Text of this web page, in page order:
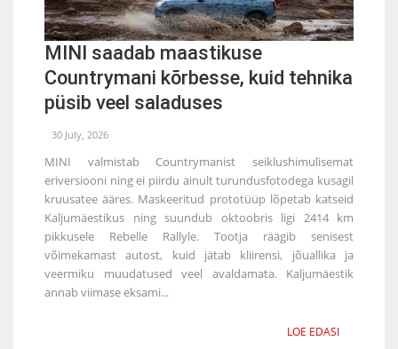
MINI saadab maastikuse
Countrymani kõrbesse, kuid tehnika
püsib veel saladuses
30 July, 2026
MINI valmistab Countrymanist seiklushimulisemat
eriversiooni ning ei piirdu ainult turundusfotodega kusagil
kruusatee ääres. Maskeeritud prototüüp lõpetab katseid
Kaljumäestikus ning suundub oktoobris ligi 2414 km
pikkusele Rebelle Rallyle. Tootja räägib senisest
võimekamast autost, kuid jätab kliirensi, jõuallika ja
veermiku muudatused veel avaldamata. Kaljumäestik
annab viimase eksami...
LOE EDASI